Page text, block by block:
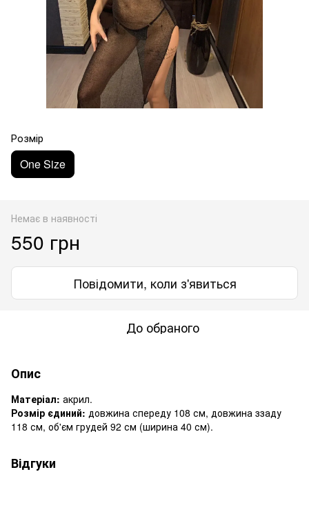
Розмір
One Size
Немає в наявності
550 грн
Повідомити, коли з'явиться
До обраного
Опис
Матеріал: акрил.
Розмір єдиний: довжина спереду 108 см, довжина ззаду
118 см, об'єм грудей 92 см (ширина 40 см).
Відгуки